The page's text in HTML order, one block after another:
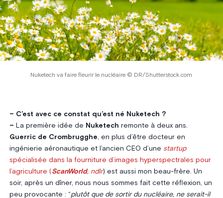
Nuketech va faire fleurir le nucléaire © DR/Shutterstock.com
– C’est avec ce constat qu’est né Nuketech ?
– La première idée de Nuketech remonte à deux ans.
Guerric de Crombrugghe, en plus d’être docteur en
ingénierie aéronautique et l’ancien CEO d’une startup
spécialisée dans la fourniture d’images hyperspectrales pour
l’agriculture ( ScanWorld, ndlr) est aussi mon beau-frère. Un
soir, après un dîner, nous nous sommes fait cette réflexion, un
peu provocante : “plutôt que de sortir du nucléaire, ne serait-il